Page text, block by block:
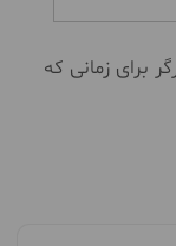
برای زمانی که